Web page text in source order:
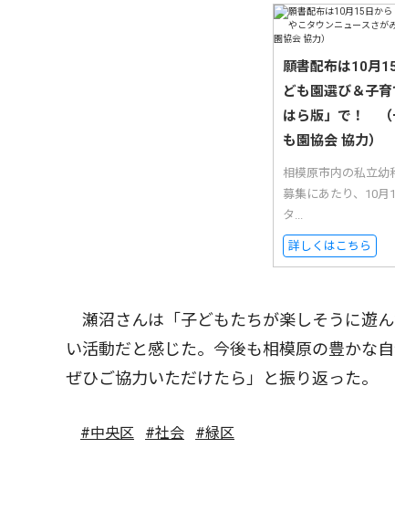
願書配布は10月
ども園選び＆子
はら版」で！ （
も園協会 協力）
相模原市内の私立幼
募集にあたり、10月
タ...
詳しくはこちら
瀬沼さんは「子どもたちが楽しそうに遊
い活動だと感じた。今後も相模原の豊かな
ぜひご協力いただけたら」と振り返った。
#中央区 #社会 #緑区